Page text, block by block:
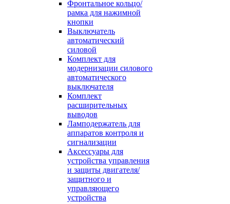
Фронтальное кольцо/
рамка для нажимной
кнопки
Выключатель
автоматический
силовой
Комплект для
модернизации силового
автоматического
выключателя
Комплект
расширительных
выводов
Ламподержатель для
аппаратов контроля и
сигнализации
Аксессуары для
устройства управления
и защиты двигателя/
защитного и
управляющего
устройства